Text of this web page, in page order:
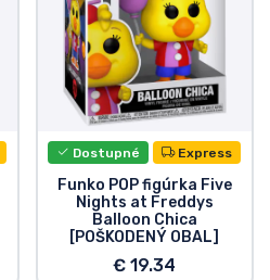
Dostupné Express
Funko POP figúrka Five
Nights at Freddys
Balloon Chica
[POŠKODENÝ OBAL]
€ 19.34